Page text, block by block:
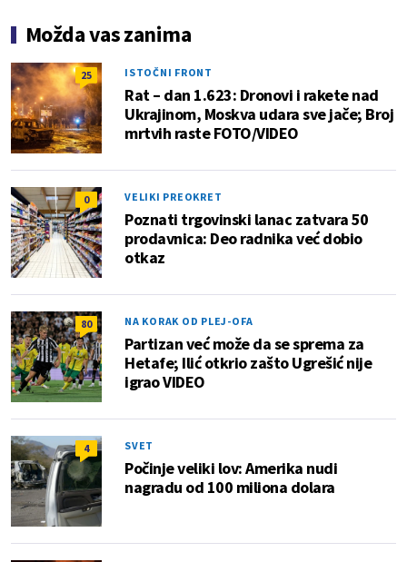
Možda vas zanima
25 ISTOČNI FRONT
Rat – dan 1.623: Dronovi i rakete nad
Ukrajinom, Moskva udara sve jače; Broj
mrtvih raste FOTO/VIDEO
0 VELIKI PREOKRET
Poznati trgovinski lanac zatvara 50
prodavnica: Deo radnika već dobio
otkaz
80 NA KORAK OD PLEJ-OFA
Partizan već može da se sprema za
Hetafe; Ilić otkrio zašto Ugrešić nije
igrao VIDEO
4 SVET
Počinje veliki lov: Amerika nudi
nagradu od 100 miliona dolara